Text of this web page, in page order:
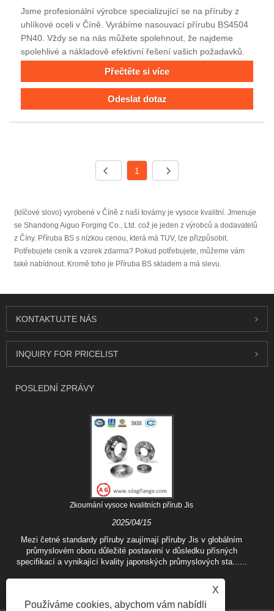
Jsme profesionální výrobce specializující se na příruby z
uhlíkové oceli v Číně. Vyrábíme nasouvací přírubu BS4504
PN40. Vždy se na nás můžete spolehnout, že najdeme
spolehlivé a nákladově efektivní řešení vašich požadavků.
Přečtěte si více
Odeslat dotaz
1
{klíčové slovo} vyrobené v Číně z naší továrny je vysoce kvalitní. Jmenuje
se Shandong Aiguo Forging Co., Ltd. což je jeden z výrobců a dodavatelů
z Číny. Příruba BS s nízkou cenou, která má TUV, lze přizpůsobit.
Potřebujete ceník a vzorek zdarma? Pokud potřebujete, můžeme vám
také nabídnout. Kromě toho je Příruba BS skladem a má slevu.
KONTAKTUJTE NÁS
INQUIRY FOR PRICELIST
POSLEDNÍ ZPRÁVY
Zkoumání vysoce kvalitních přírub Jis
2025/04/15
Mezi četné standardy příruby zaujímají příruby Jis v globálním
průmyslovém oboru důležité postavení v důsledku přísných
specifikací a vynikající kvality japonských průmyslových sta......
X
Používáme cookies, abychom vám nabídli